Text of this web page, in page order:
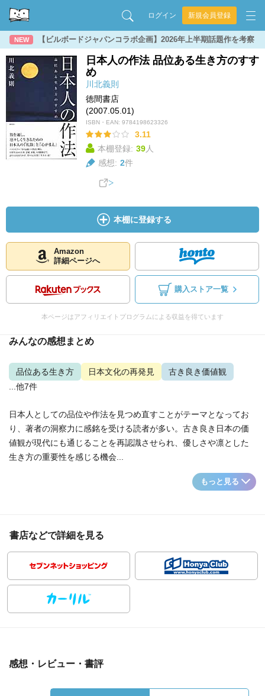
ログイン 新規会員登録
NEW 【ビルボードジャパンコラボ企画】2026年上半期話題作を考察
日本人の作法 品位ある生き方のすす
め
川北義則
徳間書店
(2007.05.01)
ISBN・EAN: 9784198623326
3.11
本棚登録: 39人
感想: 2件
本棚に登録する
Amazon
詳細ページへ
購入ストア一覧
本ページはアフィリエイトプログラムによる収益を得ています
みんなの感想まとめ
品位ある生き方 日本文化の再発見
古き良き価値観
...他7件
日本人としての品位や作法を見つめ直すことがテーマとなってお
り、著者の洞察力に感銘を受ける読者が多い。古き良き日本の価
値観が現代にも通じることを再認識させられ、優しさや凛とした
生き方の重要性を感じる機会...
もっと見る
書店などで詳細を見る
感想・レビュー・書評